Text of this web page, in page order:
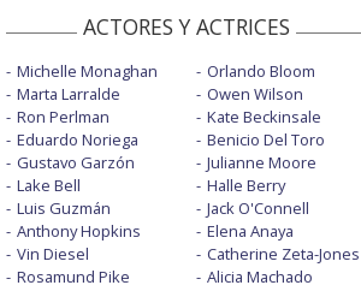
ACTORES Y ACTRICES
Michelle Monaghan
Marta Larralde
Ron Perlman
Eduardo Noriega
Gustavo Garzón
Lake Bell
Luis Guzmán
Anthony Hopkins
Vin Diesel
Rosamund Pike
Orlando Bloom
Owen Wilson
Kate Beckinsale
Benicio Del Toro
Julianne Moore
Halle Berry
Jack O'Connell
Elena Anaya
Catherine Zeta-Jones
Alicia Machado